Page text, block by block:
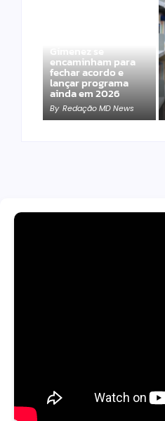
Gimenez se
encaminham para
fechar acordo e
lançar programa
ainda em 2026
By Redação MD News